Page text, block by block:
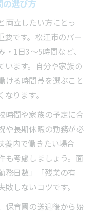
の選び方
両立したい方にとっ
要です。松江市のパー
1日3～5時間など、
います。自分や家族の
ける時間帯を選ぶこと
ります。
時間や家族の予定に合
や長期休暇の勤務が必
養内で働きたい場合
も考慮しましょう。面
務日数」「残業の有
しないコツです。
保育園の送迎後から始